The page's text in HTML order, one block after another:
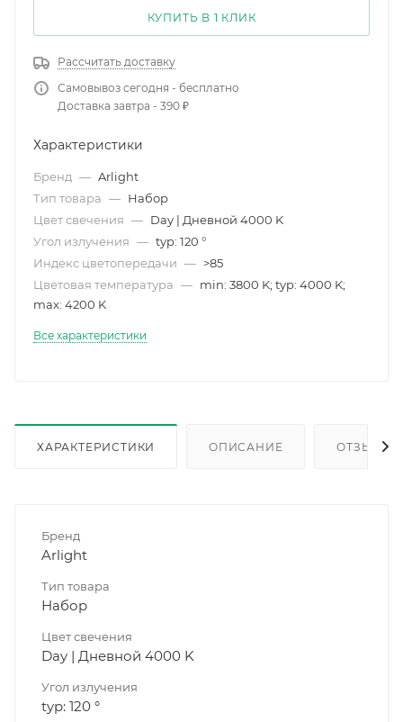
КУПИТЬ В 1 КЛИК
Рассчитать доставку
Самовывоз сегодня - бесплатно
Доставка завтра - 390 ₽
Характеристики
Бренд — Arlight
Тип товара — Набор
Цвет свечения — Day | Дневной 4000 K
Угол излучения — typ: 120 °
Индекс цветопередачи — >85
Цветовая температура — min: 3800 K; typ: 4000 K;
max: 4200 K
Все характеристики
ХАРАКТЕРИСТИКИ ОПИСАНИЕ ОТЗЫВЫ
Бренд
Arlight
Тип товара
Набор
Цвет свечения
Day | Дневной 4000 K
Угол излучения
typ: 120 °